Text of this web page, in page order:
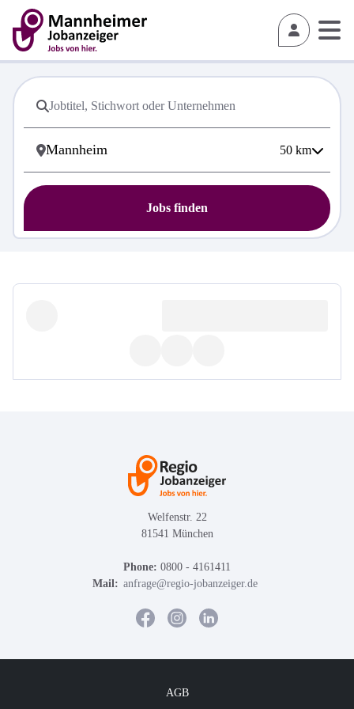
50 km
Jobs finden
Welfenstr. 22
81541 München
Phone: 0800 - 4161411
Mail: anfrage@regio-jobanzeiger.de
AGB